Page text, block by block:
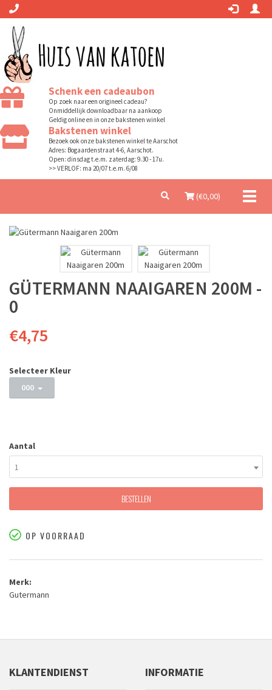
Schenk een cadeaubon
Op zoek naar een origineel cadeau?
Onmiddellijk downloadbaar na aankoop
Geldig online en in onze bakstenen winkel
Bakstenen winkel
Bezoek ook onze bakstenen winkel te Aarschot
Adres: Bogaardenstraat 4-6, Aarschot.
Open: dinsdag t.e.m. zaterdag: 9.30 - 17u.
>> VERLOF: ma 20/07 t.e.m. 6/08
(€0,00)
GÜTERMANN NAAIGAREN 200M -
0
€4,75
Selecteer Kleur
000
Aantal
1
BESTELLEN
OP VOORRAAD
Merk:
Gutermann
KLANTENDIENST INFORMATIE